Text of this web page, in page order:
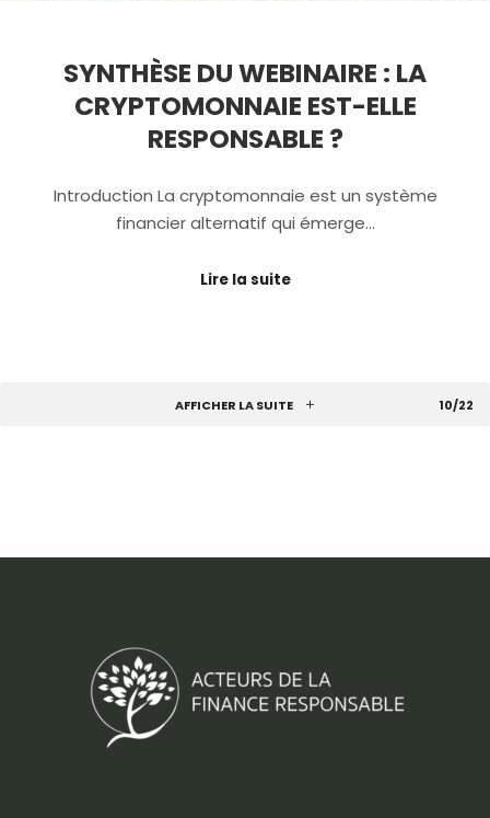
SYNTHÈSE DU WEBINAIRE : LA
CRYPTOMONNAIE EST-ELLE
RESPONSABLE ?
Introduction La cryptomonnaie est un système
financier alternatif qui émerge…
Lire la suite
AFFICHER LA SUITE 10/22